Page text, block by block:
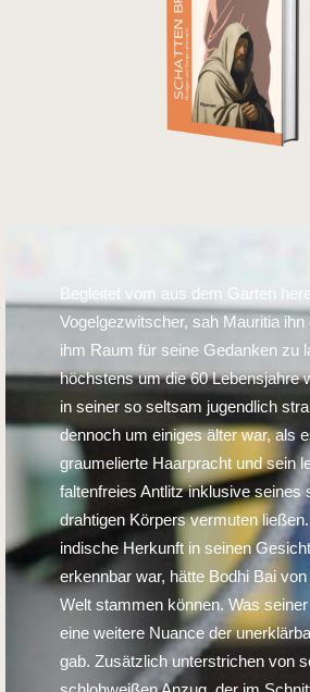
Begleitet vom aus dem Garten
Vogelgezwitscher, sah Mauritia ihn
ihm Raum für seine Gedanken zu
höchstens um die 60 Lebensjahre
in seiner so seltsam jugendlich
dennoch um einiges älter war, als
graumelierte Haarpracht und sein
faltenfreies Antlitz inklusive seines
drahtigen Körpers vermuten
indische Herkunft in seinen
erkennbar war, hätte Bodhi Bai
Welt stammen können. Was
eine weitere Nuance der
gab. Zusätzlich unterstrichen von